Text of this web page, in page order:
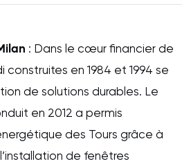
: Dans le cœur financier de
construites en 1984 et 1994 se
de solutions durables. Le
en 2012 a permis
des Tours grâce à
de fenêtres